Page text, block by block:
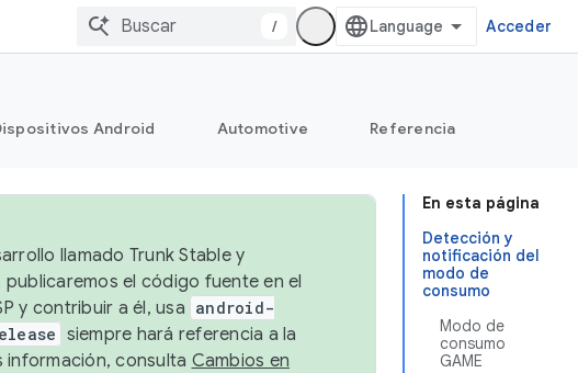
/ Acceder
Android Automotive Referencia
En esta página
Detección y
notificación del
modo de
consumo
Modo de
consumo
GAME
llamado Trunk Stable y
el código fuente en el
y contribuir a él, usa android-
siempre hará referencia a la
información, consulta Cambios en